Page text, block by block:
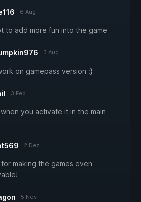
6 Aug
to add more fun into the game
3 Aug
on gamepass version :}
3 Feb
you activate it in the main
2 Dez
making the games even
5 Nov